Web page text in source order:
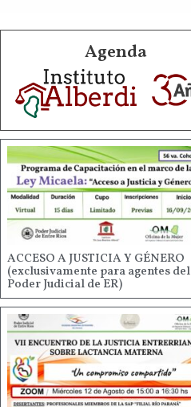
Agenda
ACCESO A JUSTICIA Y GÉNERO
(exclusivamente para agentes del
Poder Judicial de ER)